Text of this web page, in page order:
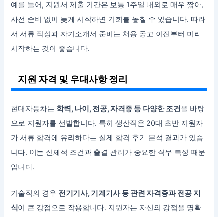
예를 들어, 지원서 제출 기간은 보통 1주일 내외로 매우 짧아,
사전 준비 없이 늦게 시작하면 기회를 놓칠 수 있습니다. 따라
서 서류 작성과 자기소개서 준비는 채용 공고 이전부터 미리
시작하는 것이 좋습니다.
지원 자격 및 우대사항 정리
현대자동차는 학력, 나이, 전공, 자격증 등 다양한 조건을 바탕
으로 지원자를 선발합니다. 특히 생산직은 20대 초반 지원자
가 서류 합격에 유리하다는 실제 합격 후기 분석 결과가 있습
니다. 이는 신체적 조건과 출결 관리가 중요한 직무 특성 때문
입니다.
기술직의 경우 전기기사, 기계기사 등 관련 자격증과 전공 지
식이 큰 강점으로 작용합니다. 지원자는 자신의 강점을 명확